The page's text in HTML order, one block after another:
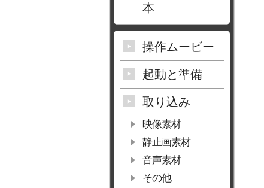
本
操作ムービー
起動と準備
取り込み
映像素材
静止画素材
音声素材
その他